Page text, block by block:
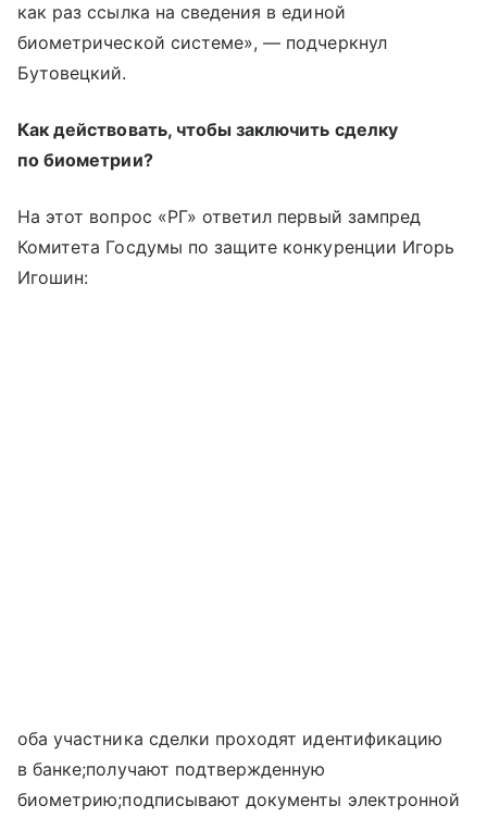
как раз ссылка на сведения в единой
биометрической системе», — подчеркнул
Бутовецкий.
Как действовать, чтобы заключить сделку
по биометрии?
На этот вопрос «РГ» ответил первый зампред
Комитета Госдумы по защите конкуренции Игорь
Игошин:
оба участника сделки проходят идентификацию
в банке;получают подтвержденную
биометрию;подписывают документы электронной